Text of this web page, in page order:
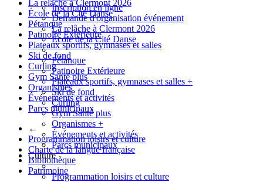
La relâche à Clermont 2026
École de la Cité Danse
Pétanque
Patinoire Extérieure
Plateaux sportifs, gymnases et salles
Ski de fond
Curling
Gym Santé plus
Organismes
Événements et activités
Parcs municipaux
←
Programmation loisirs et culture
Charte de la langue française
Bibliothèque
Patrimoine
Inscription en ligne
Demande d'organisation événement
La relâche à Clermont 2026
École de la Cité Danse
Pétanque
Patinoire Extérieure
Plateaux sportifs, gymnases et salles +
Ski de fond
Curling
Gym Santé plus
Organismes +
Événements et activités
Parcs municipaux
Culture
Programmation loisirs et culture